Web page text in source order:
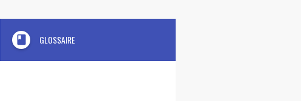
book GLOSSAIRE